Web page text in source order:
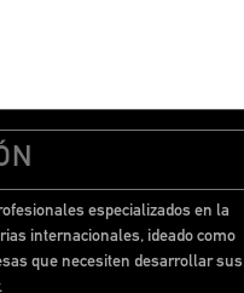
especializados en la
internacionales, ideado como
que necesiten desarrollar sus